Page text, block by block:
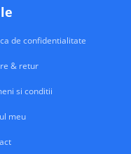
de confidentialitate
& retur
si conditii
meu